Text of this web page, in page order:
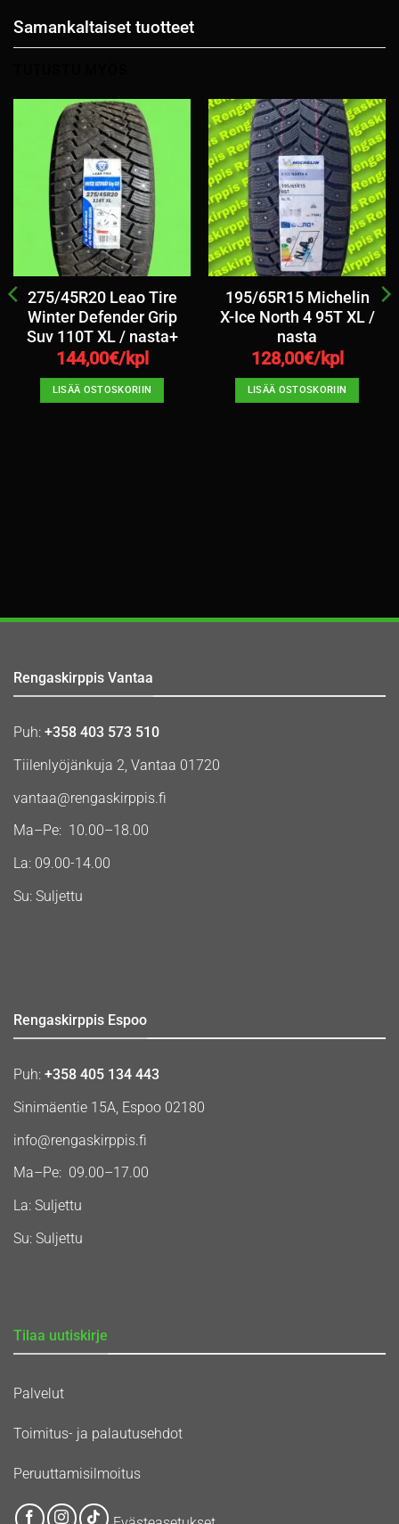
Samankaltaiset tuotteet
275/45R20 Leao Tire
Winter Defender Grip
Suv 110T XL / nasta+
144,00€/kpl
LISÄÄ OSTOSKORIIN
195/65R15 Michelin
X-Ice North 4 95T XL /
nasta
128,00€/kpl
LISÄÄ OSTOSKORIIN
Rengaskirppis Vantaa
Puh: +358 403 573 510
Tiilenlyöjänkuja 2, Vantaa 01720
vantaa@rengaskirppis.fi
Ma–Pe: 10.00–18.00
La: 09.00-14.00
Su: Suljettu
Rengaskirppis Espoo
Puh: +358 405 134 443
Sinimäentie 15A, Espoo 02180
info@rengaskirppis.fi
Ma–Pe: 09.00–17.00
La: Suljettu
Su: Suljettu
Tilaa uutiskirje
Palvelut
Toimitus- ja palautusehdot
Peruuttamisilmoitus